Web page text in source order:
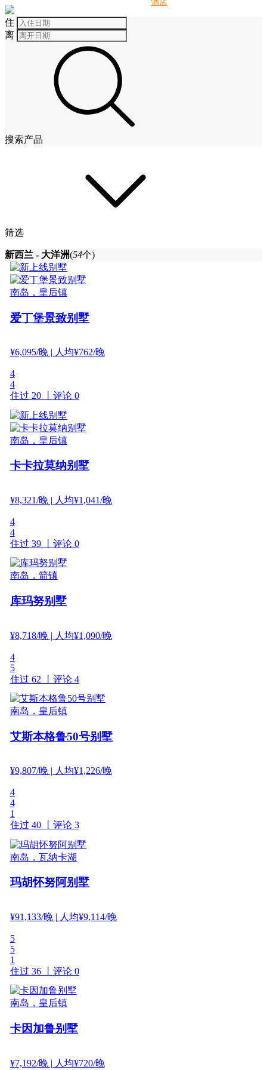
住
离
搜索产品
筛选
新西兰 - 大洋洲(54个)
南岛，皇后镇
爱丁堡景致别墅
¥6,095/晚| 人均¥762/晚
4
4
住过 20 丨 评论 0
南岛，皇后镇
卡卡拉莫纳别墅
¥8,321/晚| 人均¥1,041/晚
4
4
住过 39 丨 评论 0
南岛，箭镇
库玛努别墅
¥8,718/晚| 人均¥1,090/晚
4
5
住过 62 丨 评论 4
南岛，皇后镇
艾斯本格鲁50号别墅
¥9,807/晚| 人均¥1,226/晚
4
4
1
住过 40 丨 评论 3
南岛，瓦纳卡湖
玛胡怀努阿别墅
¥91,133/晚| 人均¥9,114/晚
5
5
1
住过 36 丨 评论 0
南岛，皇后镇
卡因加鲁别墅
¥7,192/晚| 人均¥720/晚